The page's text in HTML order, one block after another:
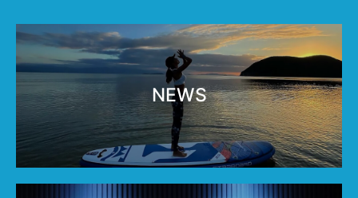
NEWS